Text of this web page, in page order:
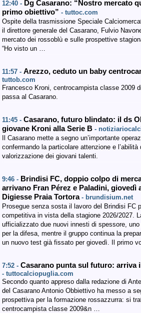
12:40 - Dg Casarano: “Nostro mercato
primo obiettivo” - tuttoc.com
Ospite della trasmissione Speciale
il direttore generale del Casarano, Fulvio
mercato dei rossoblù e sulle prospettive
“Ho visto un …
11:57 - Arezzo, ceduto un baby
tuttob.com
Francesco Kroni, centrocampista classe 2009
passa al Casarano.
11:45 - Casarano, futuro blindato: il ds
giovane Kroni alla Serie B -
Il Casarano mette a segno un’importante
confermando la particolare attenzione e
valorizzazione dei giovani talenti.
9:46 - Brindisi FC, doppio colpo di
arrivano Fran Pérez e Paladini, giovedì
Digiesse Praia Tortora - brundisium.net
Prosegue senza sosta il lavoro del Brindisi FC
competitiva in vista della stagione 2026/2027.
ufficializzato due nuovi innesti di spessore,
per la difesa, mentre il gruppo continua la
un nuovo test già fissato per giovedì. Il primo
7:52 - Casarano punta sul futuro: arriva
- tuttocalciopuglia.com
Secondo quanto appreso dalla redazione di
del Casarano Antonio Obbiettivo ha messo a
prospettiva per la formazione rossazzurra: si
centrocampista classe 2009&n …